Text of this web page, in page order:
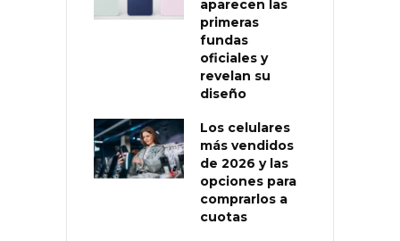
aparecen las
primeras
fundas
oficiales y
revelan su
diseño
Los celulares
más vendidos
de 2026 y las
opciones para
comprarlos a
cuotas